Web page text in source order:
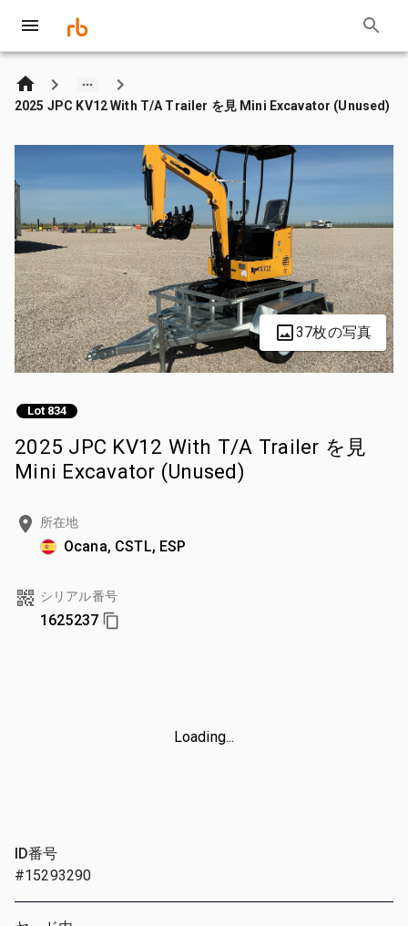
2025 JPC KV12 With T/A Trailer を見 Mini Excavator (Unused)
37枚の写真
Lot 834
2025 JPC KV12 With T/A Trailer を見
Mini Excavator (Unused)
所在地
Ocana, CSTL, ESP
シリアル番号
1625237
Loading...
ID番号
#15293290